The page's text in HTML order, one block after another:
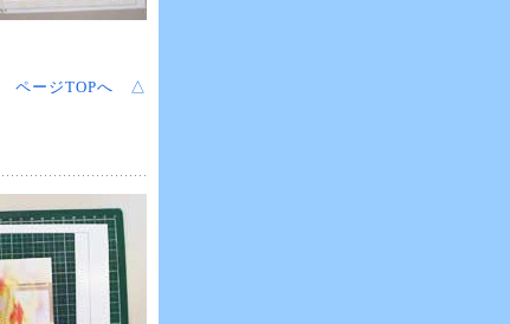
ページTOPへ △